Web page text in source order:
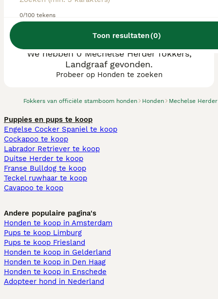
0/100 tekens
Toon resultaten(0)
Fokkers van officiële stamboom honden Honden Mechelse Herder
We hebben 0 Mechelse Herder fokkers,
Landgraaf gevonden.
Probeer op Honden te zoeken
Puppies en pups te koop
Engelse Cocker Spaniel te koop
Cockapoo te koop
Labrador Retriever te koop
Duitse Herder te koop
Franse Bulldog te koop
Teckel ruwhaar te koop
Cavapoo te koop
Andere populaire pagina's
Honden te koop in Amsterdam
Pups te koop Limburg​
Pups te koop Friesland​
Honden te koop in Gelderland
Honden te koop in Den Haag
Honden te koop in Enschede
Adopteer hond in Nederland